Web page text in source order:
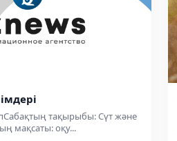
тақырыбы: Сүт және
мақсаты: оқу...